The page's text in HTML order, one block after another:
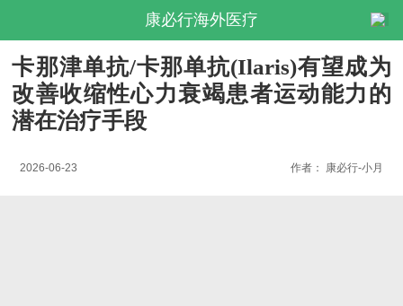
康必行海外医疗
卡那津单抗/卡那单抗(Ilaris)有望成为
改善收缩性心力衰竭患者运动能力的
潜在治疗手段
2026-06-23 作者： 康必行-小月